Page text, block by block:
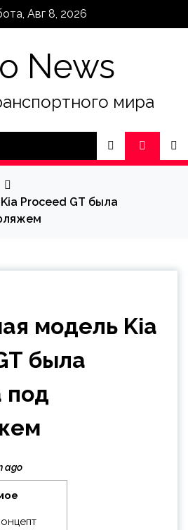
Авг 8, 2026
News
мира
Proceed GT была
модель Kia
была
под
ago